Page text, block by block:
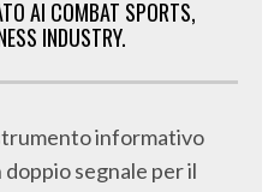
INDUSTRY.
segnale per il
crescita e maturazione